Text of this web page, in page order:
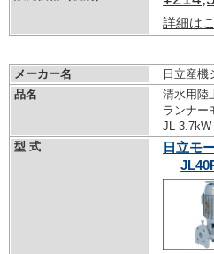
詳細は
メーカー名
日立産機
品名
清水用陸
ランナー
JL 3.7kW
型 式
日立モ